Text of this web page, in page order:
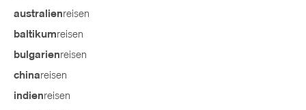
australienreisen
baltikumreisen
bulgarienreisen
chinareisen
indienreisen